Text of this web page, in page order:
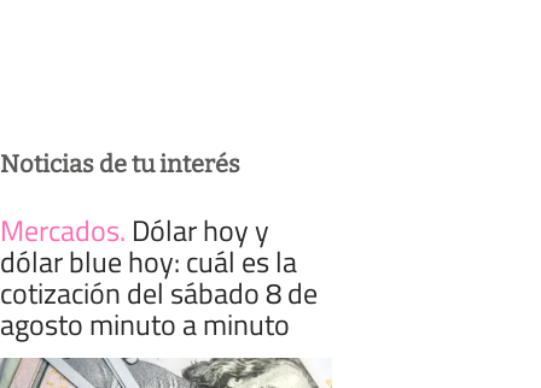
Noticias de tu interés
Mercados. Dólar hoy y
dólar blue hoy: cuál es la
cotización del sábado 8 de
agosto minuto a minuto